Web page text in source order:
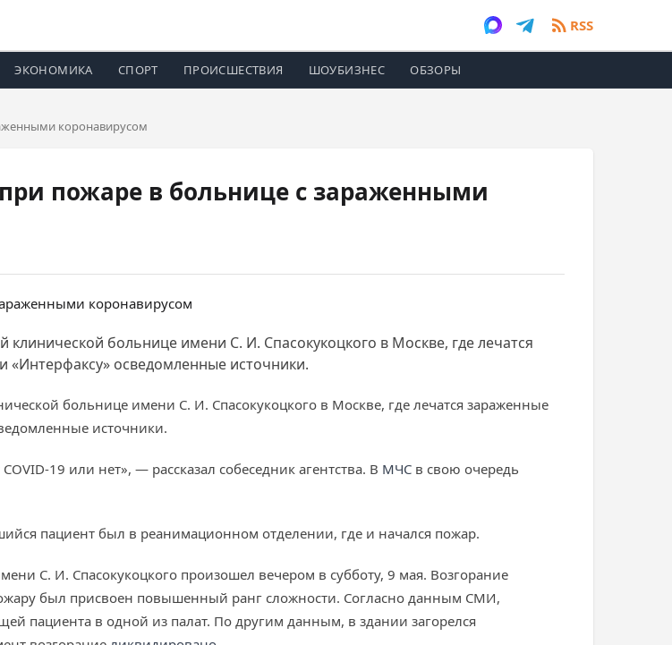
RSS
ЭКОНОМИКА СПОРТ ПРОИСШЕСТВИЯ ШОУБИЗНЕС ОБЗОРЫ
коронавирусом
пожаре в больнице с зараженными
больнице имени С. И. Спасокукоцкого в Москве, где лечатся
осведомленные источники.
больнице имени С. И. Спасокукоцкого в Москве, где лечатся зараженные
источники.
19 или нет», — рассказал собеседник агентства. В МЧС в свою очередь
пациент был в реанимационном отделении, где и начался пожар.
С. И. Спасокукоцкого произошел вечером в субботу, 9 мая. Возгорание
был присвоен повышенный ранг сложности. Согласно данным СМИ,
пациента в одной из палат. По другим данным, в здании загорелся